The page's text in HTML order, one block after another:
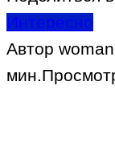
Интересно
Автор
мин.